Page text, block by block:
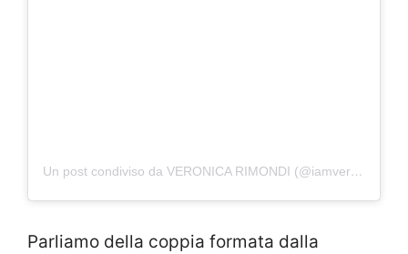
Un post condiviso da VERONICA RIMONDI (@iamveronicarimondi)
Parliamo della coppia formata dalla